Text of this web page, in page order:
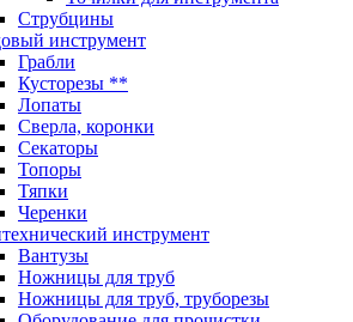
Струбцины
инструмент
Грабли
Кусторезы **
Лопаты
Сверла, коронки
Секаторы
Топоры
Тяпки
Черенки
инструмент
Вантузы
Ножницы для труб
Ножницы для труб, труборезы